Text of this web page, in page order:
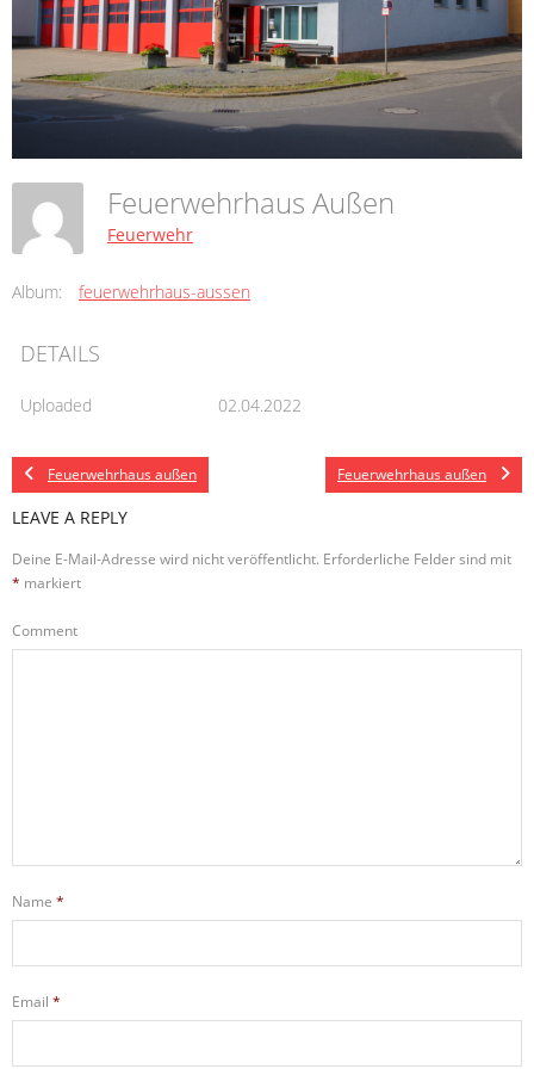
Feuerwehrhaus Außen
Feuerwehr
Album: feuerwehrhaus-aussen
DETAILS
Uploaded 02.04.2022
Feuerwehrhaus außen Feuerwehrhaus außen
LEAVE A REPLY
Deine E-Mail-Adresse wird nicht veröffentlicht. Erforderliche Felder sind mit
* markiert
Comment
Name *
Email *